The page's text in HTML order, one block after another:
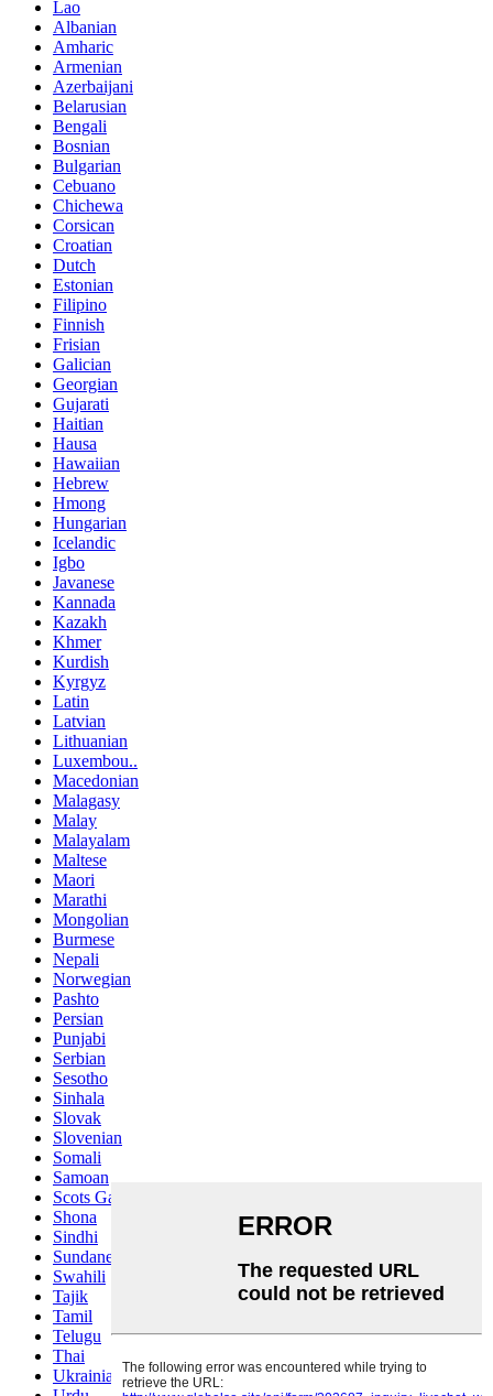
Lao
Albanian
Amharic
Armenian
Azerbaijani
Belarusian
Bengali
Bosnian
Bulgarian
Cebuano
Chichewa
Corsican
Croatian
Dutch
Estonian
Filipino
Finnish
Frisian
Galician
Georgian
Gujarati
Haitian
Hausa
Hawaiian
Hebrew
Hmong
Hungarian
Icelandic
Igbo
Javanese
Kannada
Kazakh
Khmer
Kurdish
Kyrgyz
Latin
Latvian
Lithuanian
Luxembou..
Macedonian
Malagasy
Malay
Malayalam
Maltese
Maori
Marathi
Mongolian
Burmese
Nepali
Norwegian
Pashto
Persian
Punjabi
Serbian
Sesotho
Sinhala
Slovak
Slovenian
Somali
Samoan
Scots Gaelic
Shona
Sindhi
Sundanese
Swahili
Tajik
Tamil
Telugu
Thai
Ukrainian